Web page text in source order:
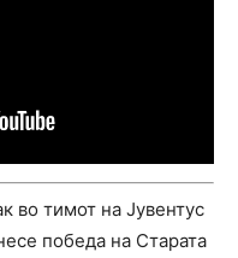
во тимот на Јувентус
победа на Старата